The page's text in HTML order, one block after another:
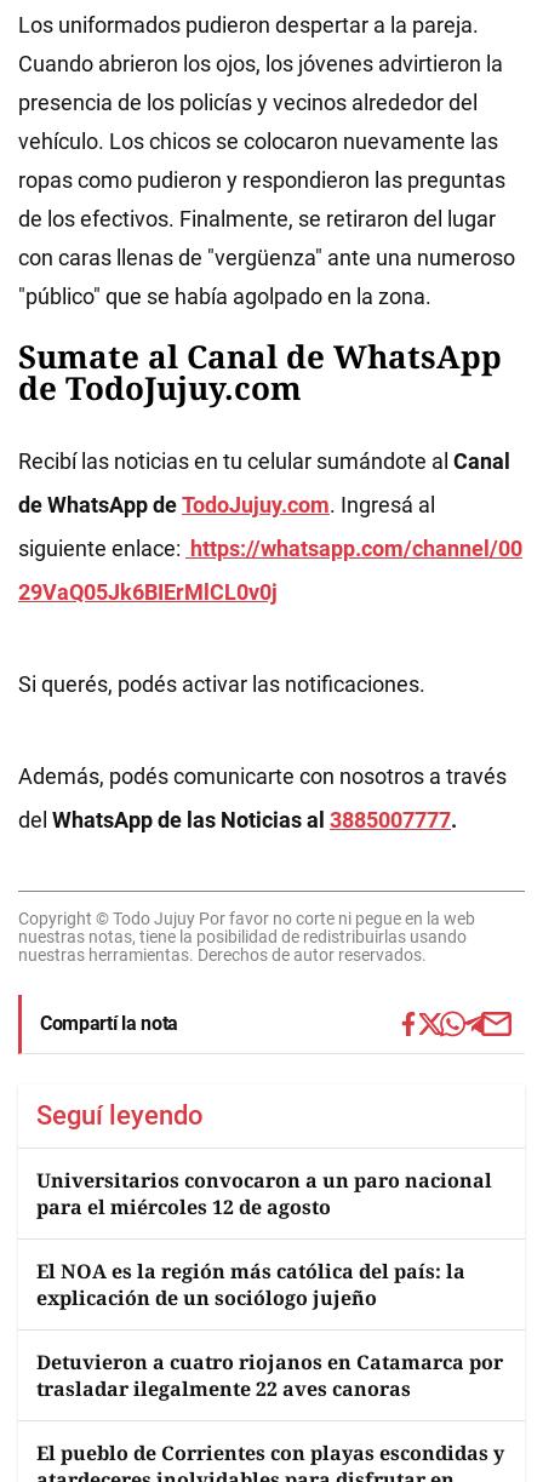
Los uniformados pudieron despertar a la pareja.
Cuando abrieron los ojos, los jóvenes advirtieron la
presencia de los policías y vecinos alrededor del
vehículo. Los chicos se colocaron nuevamente las
ropas como pudieron y respondieron las preguntas
de los efectivos. Finalmente, se retiraron del lugar
con caras llenas de "vergüenza" ante una numeroso
"público" que se había agolpado en la zona.
Sumate al Canal de WhatsApp
de TodoJujuy.com
Recibí las noticias en tu celular sumándote al Canal
de WhatsApp deTodoJujuy.com. Ingresá al
siguiente enlace: https://whatsapp.com/channel/00
29VaQ05Jk6BIErMlCL0v0j
Si querés, podés activar las notificaciones.
Además, podés comunicarte con nosotros a través
del WhatsApp de las Noticias al 3885007777.
Copyright © Todo Jujuy Por favor no corte ni pegue en la web
nuestras notas, tiene la posibilidad de redistribuirlas usando
nuestras herramientas. Derechos de autor reservados.
Compartí la nota
Seguí leyendo
Universitarios convocaron a un paro nacional
para el miércoles 12 de agosto
El NOA es la región más católica del país: la
explicación de un sociólogo jujeño
Detuvieron a cuatro riojanos en Catamarca por
trasladar ilegalmente 22 aves canoras
El pueblo de Corrientes con playas escondidas y